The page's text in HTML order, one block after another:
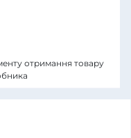
отримання товару